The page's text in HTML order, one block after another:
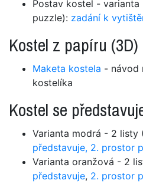
Postav kostel -
puzzle): zadání k
Kostel z papíru (3D)
Maketa kostela - návod
kostelíka
Kostel se
Varianta modrá - 2 listy
představuje, 2. prostor
Varianta oranžová - 2
představuje, 2. prostor